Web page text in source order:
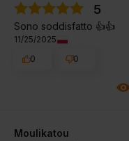
5
Sono soddisfatto 👍️👍️
11/25/2025
0
0
Moulikatou